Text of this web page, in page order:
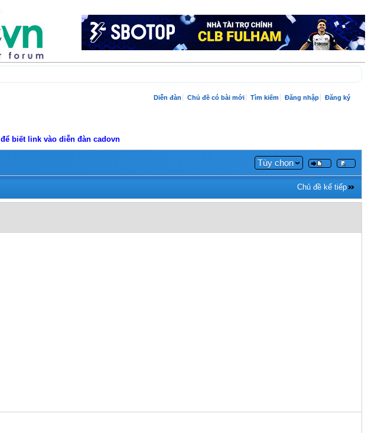
Diễn đàn Chủ đề có bài mới Tìm kiếm Đăng nhập Đăng ký
để biết link vào diễn đàn cadovn
Tùy chọn
Chủ đề kế tiếp